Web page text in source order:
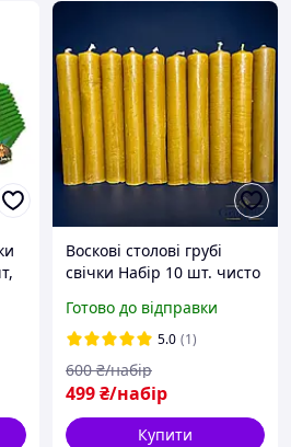
Воскові столові грубі
свічки Набір 10 шт. чисто
см/товщина 2.5 см)
Готово до відправки
5.0 (1)
499₴/набір
600 ₴/набір
Купити